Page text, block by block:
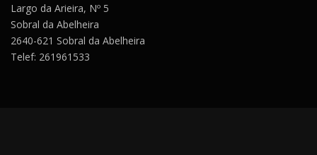
Largo da Arieira, Nº 5
Sobral da Abelheira
2640-621 Sobral da Abelheira
Telef: 261961533